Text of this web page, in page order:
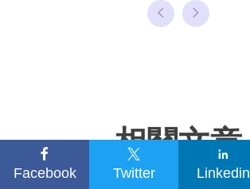

Facebook

Twitter

Linkedin
理或備份還原相
相關文章